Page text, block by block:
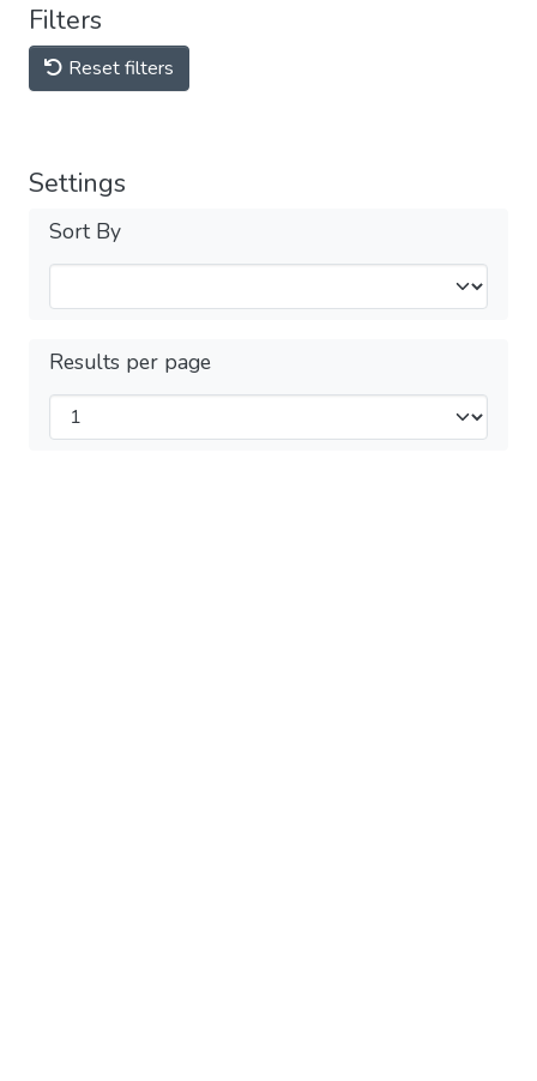
Filters
Reset filters
Settings
Sort By
Results per page